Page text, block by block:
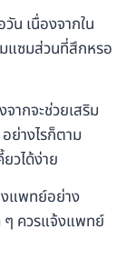
น เนื่องจากใน
แซมส่วนที่สึกหรอ
ากจะช่วยเสริม
ย่างไรก็ตาม
วได้ง่าย
แพทย์อย่าง
ๆ ควรแจ้งแพทย์